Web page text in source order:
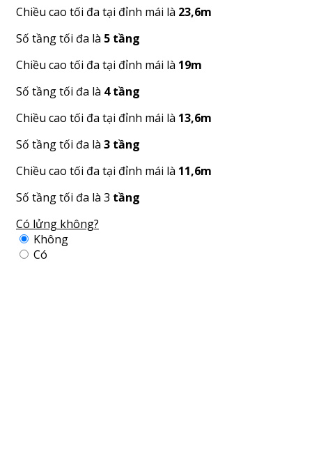
Chiều cao tối đa tại đỉnh mái là 23,6m
Số tầng tối đa là 5 tầng
Chiều cao tối đa tại đỉnh mái là 19m
Số tầng tối đa là 4 tầng
Chiều cao tối đa tại đỉnh mái là 13,6m
Số tầng tối đa là 3 tầng
Chiều cao tối đa tại đỉnh mái là 11,6m
Số tầng tối đa là 3 tầng
Có lửng không?
Không
Có